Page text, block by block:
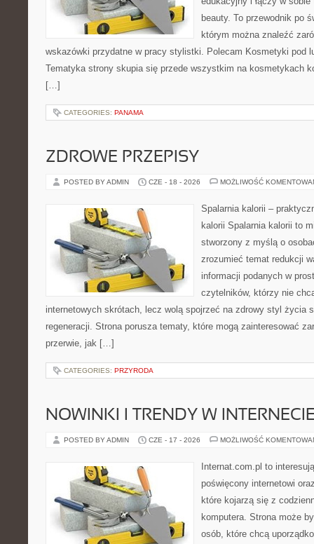
beauty. To przewodnik po
którym można znaleźć
wskazówki przydatne w pracy stylistki. Polecam Kosmetyki pod
Tematyka strony skupia się przede wszystkim na kosmetykach
[…]
CATEGORIES: PANAMA
ZDROWE PRZEPISY
POSTED BY ADMIN CZE - 18 - 2026 MOŻLIWOŚĆ
Spalarnia kalorii –
kalorii Spalarnia kalorii to
stworzony z myślą o
zrozumieć temat redukcji
informacji podanych w
czytelników, którzy nie
internetowych skrótach, lecz wolą spojrzeć na zdrowy styl życia
regeneracji. Strona porusza tematy, które mogą zainteresować
przerwie, jak […]
CATEGORIES: PRZYRODA
NOWINKI I TRENDY W
POSTED BY ADMIN CZE - 17 - 2026 MOŻLIWOŚĆ
Internat.com.pl to
poświęcony internetowi
które kojarzą się z
komputera. Strona może
osób, które chcą